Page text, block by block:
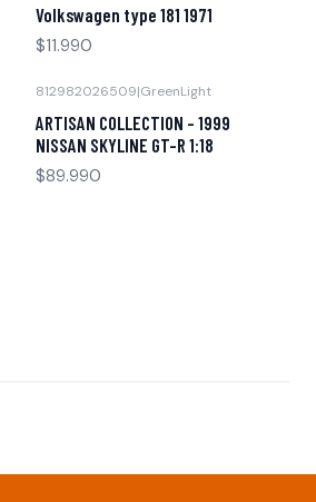
Volkswagen type 181 1971
$11.990
812982026509|GreenLight
ARTISAN COLLECTION - 1999
NISSAN SKYLINE GT-R 1:18
$89.990